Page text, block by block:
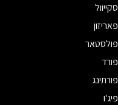
סקייוול
פאריזון
פולסטאר
פורד
פורתינג
פיג'ו